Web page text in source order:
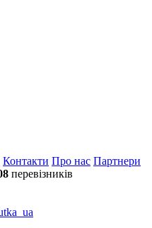
Контакти Про нас Партнери
перевізників